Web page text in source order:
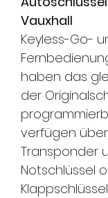
Vauxhall
Keyless-Go-
haben das
der
verfügen über
Transponder
Notschlüssel
Klappschlüssel.